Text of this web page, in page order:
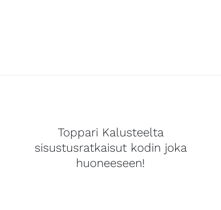
Toppari Kalusteelta
sisustusratkaisut kodin joka
huoneeseen!